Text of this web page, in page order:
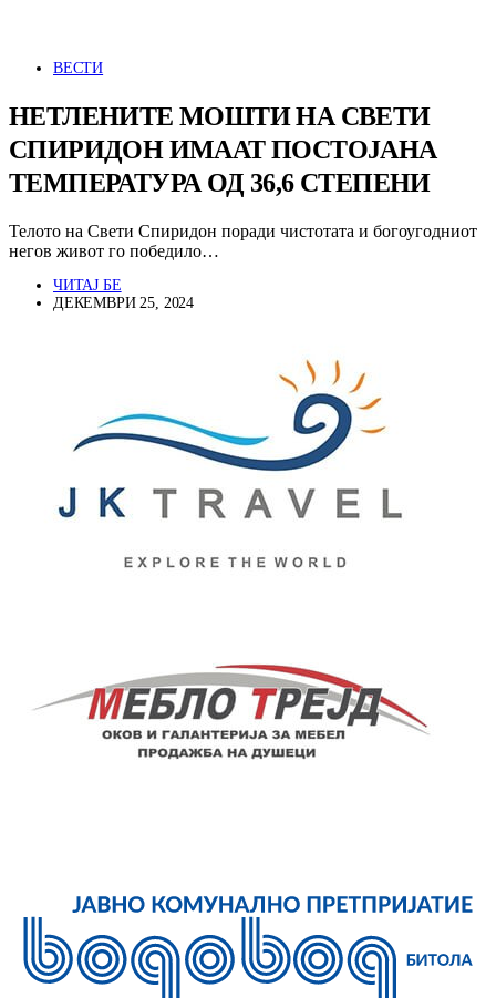
ВЕСТИ
НЕТЛЕНИТЕ МОШТИ НА СВЕТИ
СПИРИДОН ИМААТ ПОСТОЈАНА
ТЕМПЕРАТУРА ОД 36,6 СТЕПЕНИ
Телото на Свети Спиридон поради чистотата и богоугодниот
негов живот го победило…
ЧИТАЈ БЕ
ДЕКЕМВРИ 25, 2024